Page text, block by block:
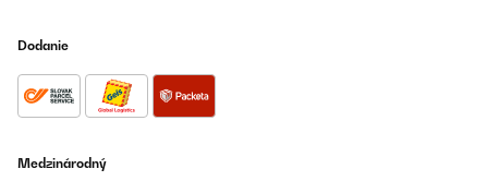
Dodanie
Medzinárodný